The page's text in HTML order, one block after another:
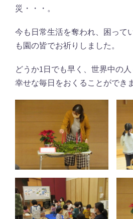
災・・・。
今も日常生活を奪われ、困って
も園の皆でお祈りしました。
どうか1日でも早く、世界中の
幸せな毎日をおくることができ